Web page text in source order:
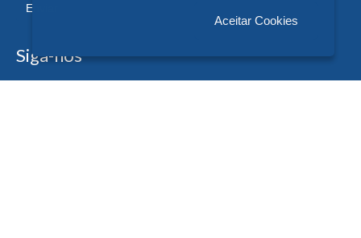
Enviar
Siga-nos
Aceitar Cookies